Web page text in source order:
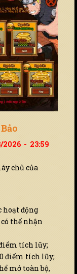
2026 - 23:59
chủ của
hoạt động
thể nhận
điểm tích lũy;
điểm tích lũy;
mở toàn bộ,